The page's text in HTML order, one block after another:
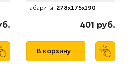
Габариты: 278x175x190
401 руб.
В корзину